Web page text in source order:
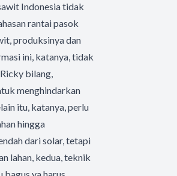
Indonesia tidak
rantai pasok
produksinya dan
ini, katanya, tidak
bilang,
menghindarkan
itu, katanya, perlu
hingga
dari solar, tetapi
lahan, kedua, teknik